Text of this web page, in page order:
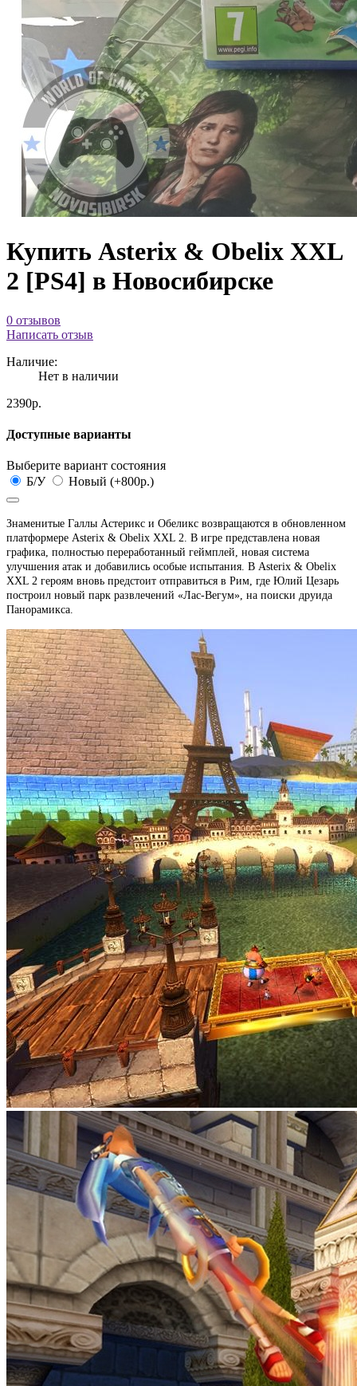
Купить Asterix & Obelix XXL
2 [PS4] в Новосибирске
0 отзывов
Написать отзыв
Наличие:
Нет в наличии
2390р.
Доступные варианты
Выберите вариант состояния
Б/У
Новый (+800р.)
Знаменитые Галлы Астерикс и Обеликс возвращаются в обновленном
платформере Asterix & Obelix XXL 2. В игре представлена новая
графика, полностью переработанный геймплей, новая система
улучшения атак и добавились особые испытания. В Asterix & Obelix
XXL 2 героям вновь предстоит отправиться в Рим, где Юлий Цезарь
построил новый парк развлечений «Лас-Вегум», на поиски друида
Панорамикса.